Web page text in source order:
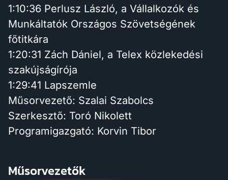
1:10:36 Perlusz László, a Vállalkozók és
Munkáltatók Országos Szövetségének
főtitkára
1:20:31 Zách Dániel, a Telex közlekedési
szakújságírója
1:29:41 Lapszemle
Műsorvezető: Szalai Szabolcs
Szerkesztő: Toró Nikolett
Programigazgató: Korvin Tibor
Műsorvezetők